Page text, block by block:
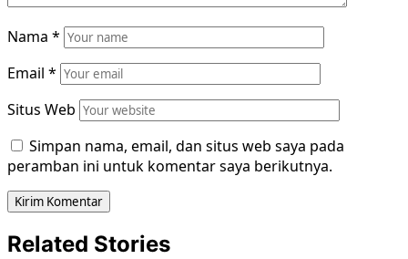
Nama *
Email *
Situs Web
Simpan nama, email, dan situs web saya pada
peramban ini untuk komentar saya berikutnya.
Related Stories